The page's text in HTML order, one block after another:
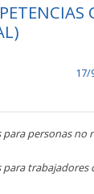
17/
personas no
trabajadores